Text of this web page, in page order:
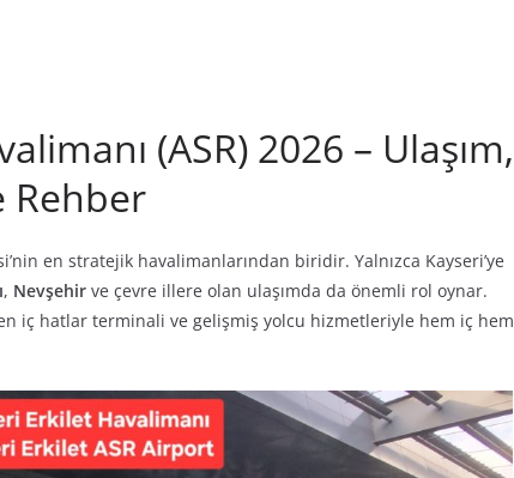
(ASR) 2026 – Ulaşım,
Rehber
en stratejik havalimanlarından biridir. Yalnızca Kayseri’ye
, Nevşehir ve çevre illere olan ulaşımda da önemli rol oynar.
iç hatlar terminali ve gelişmiş yolcu hizmetleriyle hem iç hem